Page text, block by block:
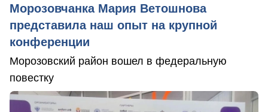
Морозовчанка Мария Ветошнова
представила наш опыт на крупной
конференции
Морозовский район вошел в федеральную
повестку